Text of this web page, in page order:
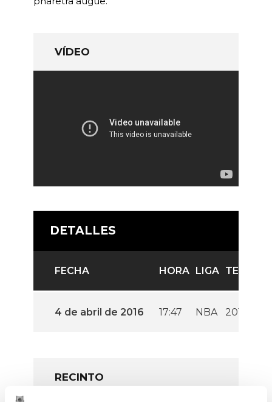
VÍDEO
DETALLES
FECHA HORA LIGA
4 de abril de 2016 17:47 NBA 2016
RECINTO